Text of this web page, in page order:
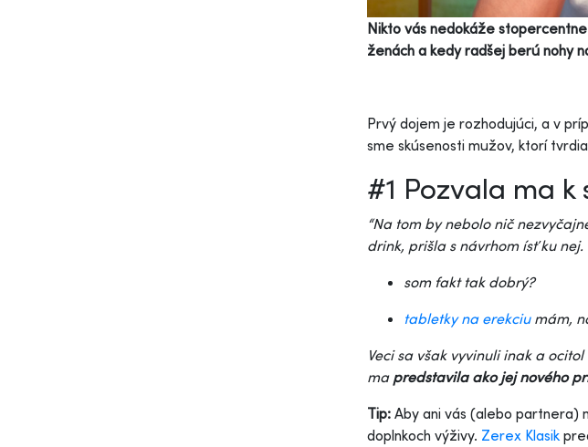
Nikto vás nedokáže
ženách a kedy radšej berú nohy
Prvý dojem je rozhodujúci, a v
sme skúsenosti mužov, ktorí
#1 Pozvala ma k
“Na tom by nebolo nič
drink, prišla s návrhom ísť ku
som fakt tak dobrý?
tabletky na erekciumám,
Veci sa však vyvinuli inak a
ma predstavila ako jej nového
Tip: Aby ani vás (alebo partnera)
doplnkoch výživy. Zerex Klasik